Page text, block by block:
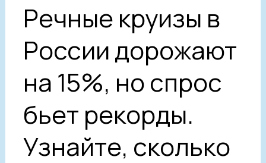
Речные круизы в
России дорожают
на 15%, но спрос
бьет рекорды.
Узнайте, сколько